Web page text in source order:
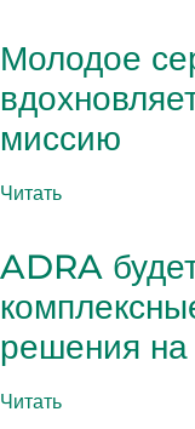
Молодое
миссию
Читать
ADRA
решения
Читать